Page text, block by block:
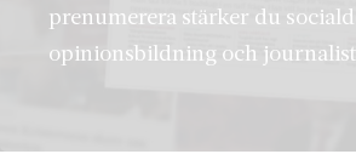
prenumerera stärker du
opinionsbildning och